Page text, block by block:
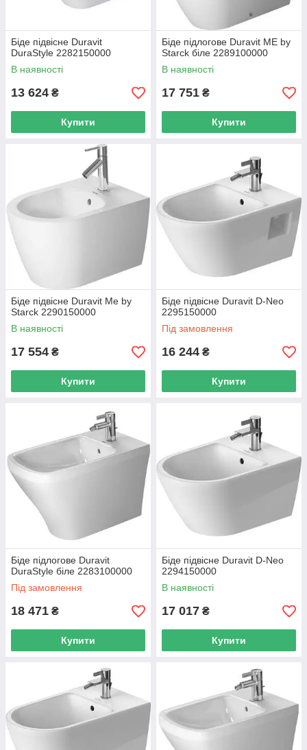
Біде підвісне Duravit
DuraStyle 2282150000
В наявності
13 624 ₴
Купити
Біде підлогове Duravit ME by
Starck біле 2289100000
В наявності
17 751 ₴
Купити
Біде підвісне Duravit Me by
Starck 2290150000
В наявності
17 554 ₴
Купити
Біде підвісне Duravit D-Neo
2295150000
Під замовлення
16 244 ₴
Купити
Біде підлогове Duravit
DuraStyle біле 2283100000
Під замовлення
18 471 ₴
Купити
Біде підвісне Duravit D-Neo
2294150000
В наявності
17 017 ₴
Купити